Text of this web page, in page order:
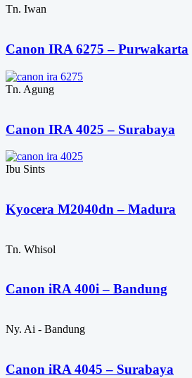
Tn. Iwan
Canon IRA 6275 – Purwakarta
Tn. Agung
Canon IRA 4025 – Surabaya
Ibu Sints
Kyocera M2040dn – Madura
Tn. Whisol
Canon iRA 400i – Bandung
Ny. Ai - Bandung
Canon iRA 4045 – Surabaya